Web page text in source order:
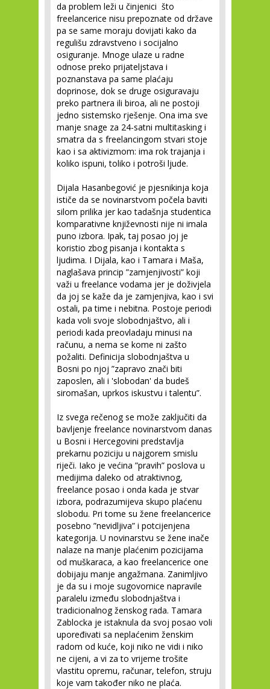
da problem leži u činjenici što
freelancerice nisu prepoznate od države
pa se same moraju dovijati kako da
regulišu zdravstveno i socijalno
osiguranje. Mnoge ulaze u radne
odnose preko prijateljstava i
poznanstava pa same plaćaju
doprinose, dok se druge osiguravaju
preko partnera ili biroa, ali ne postoji
jedno sistemsko rješenje. Ona ima sve
manje snage za 24-satni multitasking i
smatra da s freelancingom stvari stoje
kao i sa aktivizmom: ima rok trajanja i
koliko ispuni, toliko i potroši ljude.
Dijala Hasanbegović je pjesnikinja koja
ističe da se novinarstvom počela baviti
silom prilika jer kao tadašnja studentica
komparativne književnosti nije ni imala
puno izbora. Ipak, taj posao joj je
koristio zbog pisanja i kontakta s
ljudima. I Dijala, kao i Tamara i Maša,
naglašava princip ”zamjenjivosti” koji
važi u freelance vodama jer je doživjela
da joj se kaže da je zamjenjiva, kao i svi
ostali, pa time i nebitna. Postoje periodi
kada voli svoje slobodnjaštvo, ali i
periodi kada preovladaju minusi na
računu, a nema se kome ni zašto
požaliti. Definicija slobodnjaštva u
Bosni po njoj ”zapravo znači biti
zaposlen, ali i 'slobodan' da budeš
siromašan, uprkos iskustvu i talentu”.
Iz svega rečenog se može zaključiti da
bavljenje freelance novinarstvom danas
u Bosni i Hercegovini predstavlja
prekarnu poziciju u najgorem smislu
riječi. Iako je većina ”pravih” poslova u
medijima daleko od atraktivnog,
freelance posao i onda kada je stvar
izbora, podrazumijeva skupo plaćenu
slobodu. Pri tome su žene freelancerice
posebno ”nevidljiva” i potcijenjena
kategorija. U novinarstvu se žene inače
nalaze na manje plaćenim pozicijama
od muškaraca, a kao freelancerice one
dobijaju manje angažmana. Zanimljivo
je da su i moje sugovornice napravile
paralelu između slobodnjaštva i
tradicionalnog ženskog rada. Tamara
Zablocka je istaknula da svoj posao voli
upoređivati sa neplaćenim ženskim
radom od kuće, koji niko ne vidi i niko
ne cijeni, a vi za to vrijeme trošite
vlastitu opremu, računar, telefon, struju
koje vam također niko ne plaća.